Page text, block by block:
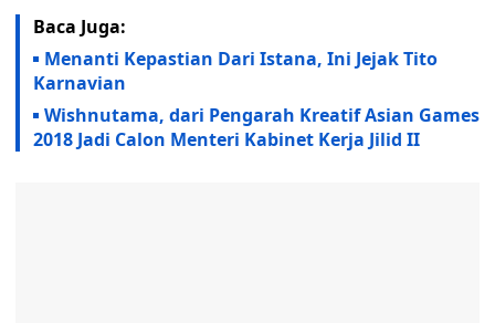
Baca Juga:
Menanti Kepastian Dari Istana, Ini Jejak Tito
Karnavian
Wishnutama, dari Pengarah Kreatif Asian Games
2018 Jadi Calon Menteri Kabinet Kerja Jilid II